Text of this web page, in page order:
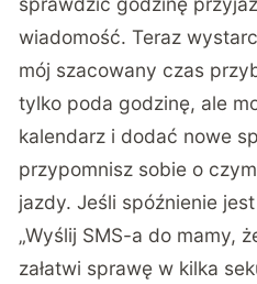
wiadomość. Teraz
mój szacowany czas
tylko poda godzinę, ale
kalendarz i dodać nowe
przypomnisz sobie o
jazdy. Jeśli spóźnienie
„Wyślij SMS-a do mamy,
załatwi sprawę w kilka